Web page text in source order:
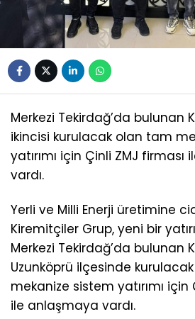
Merkezi Tekirdağ’da bulunan
ikincisi kurulacak olan tam
yatırımı için Çinli ZMJ
vardı.
Yerli ve Milli Enerji üretimine
Kiremitçiler Grup, yeni bir
Merkezi Tekirdağ’da bulunan
Uzunköprü ilçesinde
mekanize sistem yatırımı için
ile anlaşmaya vardı.